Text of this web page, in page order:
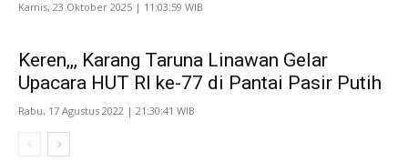
Kamis, 23 Oktober 2025 | 11:03:59 WIB
Keren,,, Karang Taruna Linawan Gelar
Upacara HUT RI ke-77 di Pantai Pasir Putih
Rabu, 17 Agustus 2022 | 21:30:41 WIB